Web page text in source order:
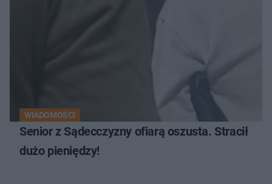
WIADOMOŚCI
Senior z Sądecczyzny ofiarą oszusta. Stracił
dużo pieniędzy!